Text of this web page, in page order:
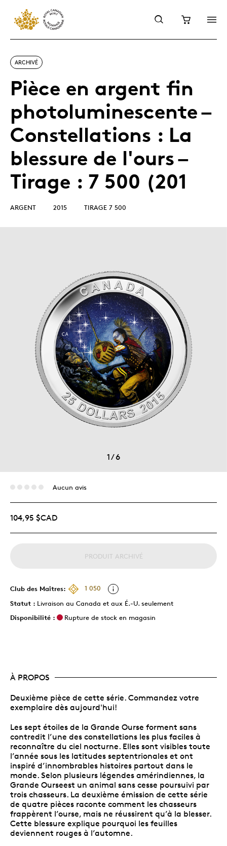
ARCHIVÉ
Pièce en argent fin
photoluminescente –
Constellations : La
blessure de l'ours –
Tirage : 7 500 (201
ARGENT 2015 TIRAGE 7 500
1/6
Aucun avis
104,95 $CAD
PRODUIT ARCHIVÉ
Club des Maîtres:
1 050
Statut : Livraison au Canada et aux É.-U. seulement
Disponibilité :
Rupture de stock en magasin
À PROPOS
Deuxième pièce de cette série. Commandez votre
exemplaire dès aujourd'hui!
Les sept étoiles de la Grande Ourse forment sans
contredit l’une des constellations les plus faciles à
reconnaître du ciel nocturne. Elles sont visibles toute
l’année sous les latitudes septentrionales et ont
inspiré d’innombrables histoires partout dans le
monde. Selon plusieurs légendes amérindiennes, la
Grande Ourseest un animal sans cesse poursuivi par
trois chasseurs. La deuxième émission de cette série
de quatre pièces raconte comment les chasseurs
frappèrent l’ourse, mais ne réussirent qu’à la blesser.
Cette blessure explique pourquoi les feuilles
deviennent rouges à l’automne.